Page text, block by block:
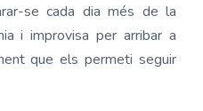
se cada dia més de la
i improvisa per arribar a
que els permeti seguir